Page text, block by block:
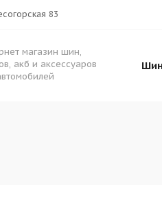
83
магазин шин,
акб и аксессуаров